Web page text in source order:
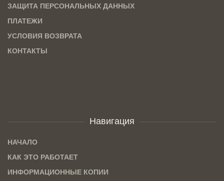
ЗАЩИТА ПЕРСОНАЛЬНЫХ ДАННЫХ
ПЛАТЕЖИ
УСЛОВИЯ ВОЗВРАТА
КОНТАКТЫ
Навигация
НАЧАЛО
КАК ЭТО РАБОТАЕТ
ИНФОРМАЦИОННЫЕ КОПИИ